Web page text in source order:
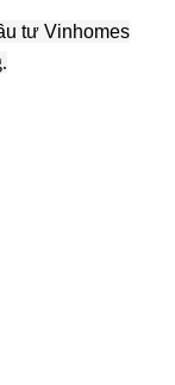
tư Vinhomes